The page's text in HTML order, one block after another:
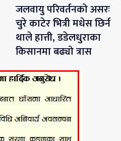
जलवायु परिवर्तनको असरः
चुरे काटेर भित्री मधेस छिर्न
थाले हात्ती, डडेलधुराका
किसानमा बढ्यो त्रास